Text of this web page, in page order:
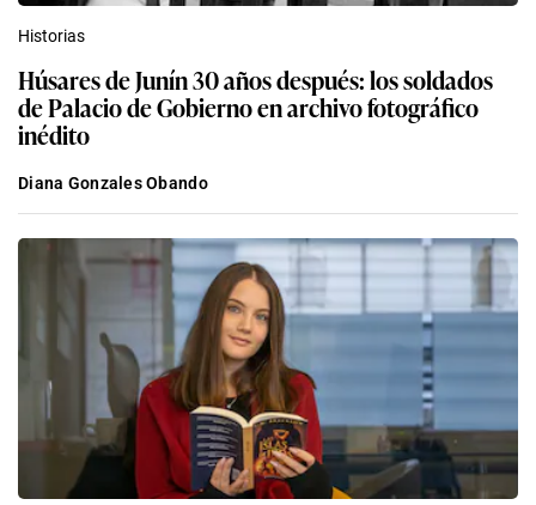
Historias
Húsares de Junín 30 años después: los soldados
de Palacio de Gobierno en archivo fotográfico
inédito
Diana Gonzales Obando